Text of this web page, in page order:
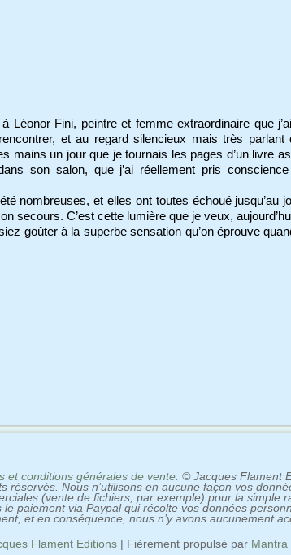
à Léonor Fini, peintre et femme extraordinaire que
et au regard silencieux mais très parlant
mains un jour que je tournais les pages d’un livre
son salon, que j’ai réellement pris
nombreuses, et elles ont toutes échoué jusqu’au
secours. C’est cette lumière que je veux,
goûter à la superbe sensation qu’on éprouve
et conditions générales de vente. © Jacques Flament
réservés. Nous n’utilisons en aucune façon vos
(vente de fichiers, par exemple) pour la simple
le paiement via Paypal qui récolte vos données
et en conséquence, nous n’y avons aucunement
Flament Editions| Fièrement propulsé par Mantra